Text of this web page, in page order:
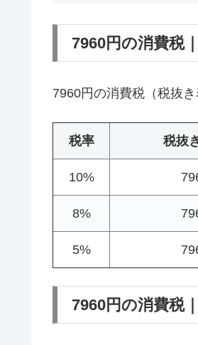
7960円の消費税
7960円の消費税（税抜
税率 税抜
10%
8%
5%
7960円の消費税